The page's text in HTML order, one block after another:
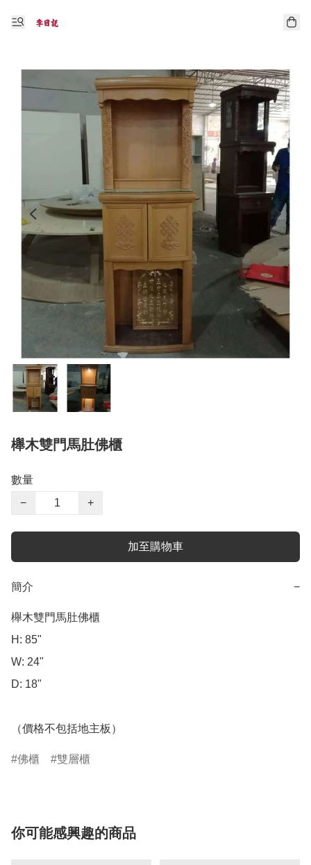
櫸木雙門馬肚佛櫃
數量
−
+
加至購物車
簡介 −
櫸木雙門馬肚佛櫃
H: 85"
W: 24"
D: 18"
（價格不包括地主板）
佛櫃 雙層櫃
你可能感興趣的商品